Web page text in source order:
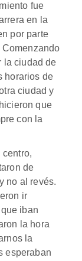
fue
en la
por parte
la ciudad de
horarios de
ciudad y
que
con la
centro,
de
no al revés.
ir
iban
la hora
la
esperaban